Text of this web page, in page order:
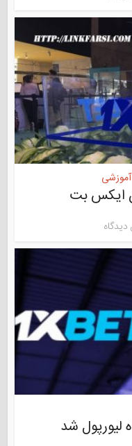
آموزشی
ایکس بت
دیدگاه